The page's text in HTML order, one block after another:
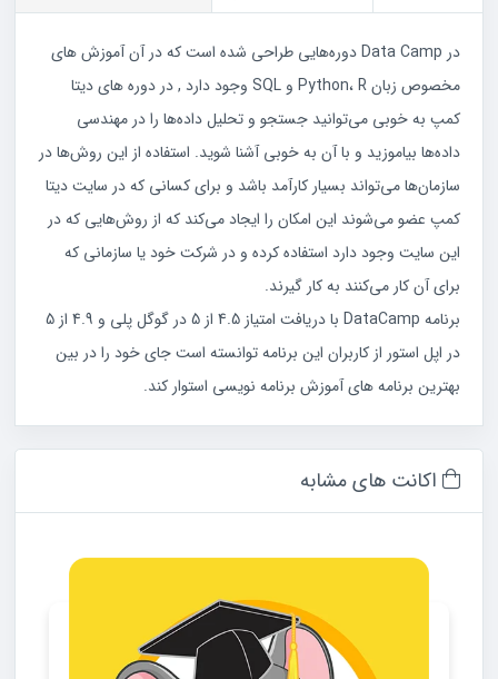
در Data Camp دوره‌هایی طراحی شده است که در آن آموزش های
مخصوص زبان Python، R و SQL وجود دارد , در دوره های دیتا
کمپ به خوبی می‌توانید جستجو و تحلیل داده‌ها را در مهندسی
داده‌ها بیاموزید و با آن به خوبی آشنا شوید. استفاده از این روش‌ها در
سازمان‌ها می‌تواند بسیار کارآمد باشد و برای کسانی که در سایت دیتا
کمپ عضو می‌شوند این امکان را ایجاد می‌کند که از روش‌هایی که در
این سایت وجود دارد استفاده کرده و در شرکت خود یا سازمانی که
برای آن کار می‌کنند به کار گیرند.
برنامه DataCamp با دریافت امتیاز 4.5 از 5 در گوگل پلی و 4.9 از 5
در اپل استور از کاربران این برنامه توانسته است جای خود را در بین
بهترین برنامه های آموزش برنامه نویسی استوار کند.
اکانت های مشابه